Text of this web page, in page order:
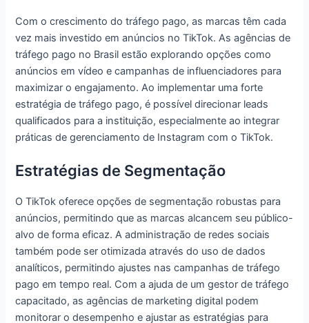
Com o crescimento do tráfego pago, as marcas têm cada
vez mais investido em anúncios no TikTok. As agências de
tráfego pago no Brasil estão explorando opções como
anúncios em vídeo e campanhas de influenciadores para
maximizar o engajamento. Ao implementar uma forte
estratégia de tráfego pago, é possível direcionar leads
qualificados para a instituição, especialmente ao integrar
práticas de gerenciamento de Instagram com o TikTok.
Estratégias de Segmentação
O TikTok oferece opções de segmentação robustas para
anúncios, permitindo que as marcas alcancem seu público-
alvo de forma eficaz. A administração de redes sociais
também pode ser otimizada através do uso de dados
analíticos, permitindo ajustes nas campanhas de tráfego
pago em tempo real. Com a ajuda de um gestor de tráfego
capacitado, as agências de marketing digital podem
monitorar o desempenho e ajustar as estratégias para